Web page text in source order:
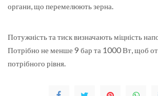
органи, що перемелюють зерна.
Потужність та тиск визначають міцність
Потрібно не менше 9 бар та 1000 Вт, щоб
потрібного рівня.